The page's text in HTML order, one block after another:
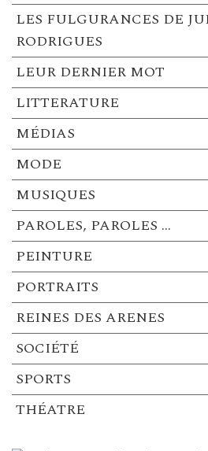
LES FULGURANCES DE
RODRIGUES
LEUR DERNIER MOT
LITTERATURE
MÉDIAS
MODE
MUSIQUES
PAROLES, PAROLES …
PEINTURE
PORTRAITS
REINES DES ARENES
SOCIÉTÉ
SPORTS
THÉATRE